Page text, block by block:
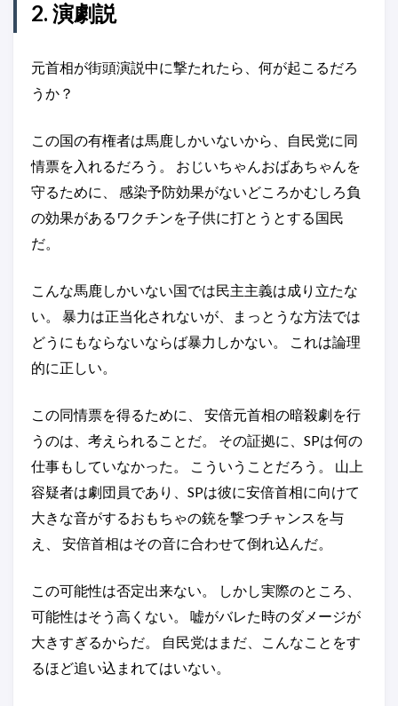
2. 演劇説
元首相が街頭演説中に撃たれたら、何が起こるだろ
うか？
この国の有権者は馬鹿しかいないから、自民党に同
情票を入れるだろう。 おじいちゃんおばあちゃんを
守るために、 感染予防効果がないどころかむしろ負
の効果があるワクチンを子供に打とうとする国民
だ。
こんな馬鹿しかいない国では民主主義は成り立たな
い。 暴力は正当化されないが、まっとうな方法では
どうにもならないならば暴力しかない。 これは論理
的に正しい。
この同情票を得るために、 安倍元首相の暗殺劇を行
うのは、考えられることだ。 その証拠に、SPは何の
仕事もしていなかった。 こういうことだろう。 山上
容疑者は劇団員であり、SPは彼に安倍首相に向けて
大きな音がするおもちゃの銃を撃つチャンスを与
え、 安倍首相はその音に合わせて倒れ込んだ。
この可能性は否定出来ない。 しかし実際のところ、
可能性はそう高くない。 嘘がバレた時のダメージが
大きすぎるからだ。 自民党はまだ、こんなことをす
るほど追い込まれてはいない。